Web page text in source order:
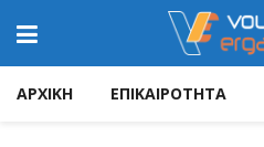
ΑΡΧΙΚΗ ΕΠΙΚΑΙΡΟΤΗΤΑ